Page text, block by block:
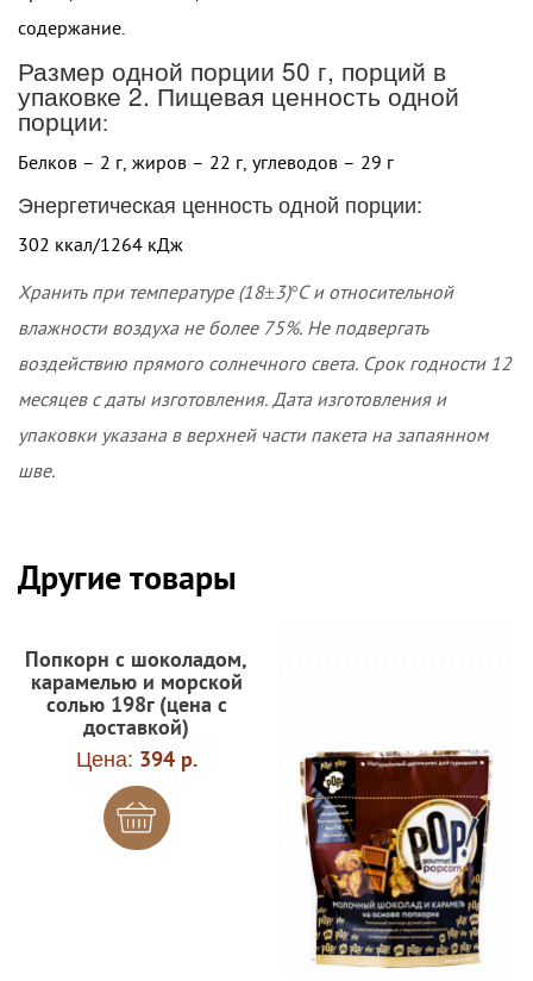
содержание.
Размер одной порции 50 г, порций в
упаковке 2. Пищевая ценность одной
порции:
Белков – 2 г, жиров – 22 г, углеводов – 29 г
Энергетическая ценность одной порции:
302 ккал/1264 кДж
Хранить при температуре (18±3)°С и относительной
влажности воздуха не более 75%. Не подвергать
воздействию прямого солнечного света. Срок годности 12
месяцев с даты изготовления. Дата изготовления и
упаковки указана в верхней части пакета на запаянном
шве.
Другие товары
Попкорн с шоколадом,
карамелью и морской
солью 198г (цена с
доставкой)
Цена: 394 р.